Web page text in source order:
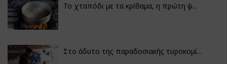
Το χταπόδι με τα κρίθαμα, η πρώτη ψ...
Στο άδυτο της παραδοσιακής τυροκομί...